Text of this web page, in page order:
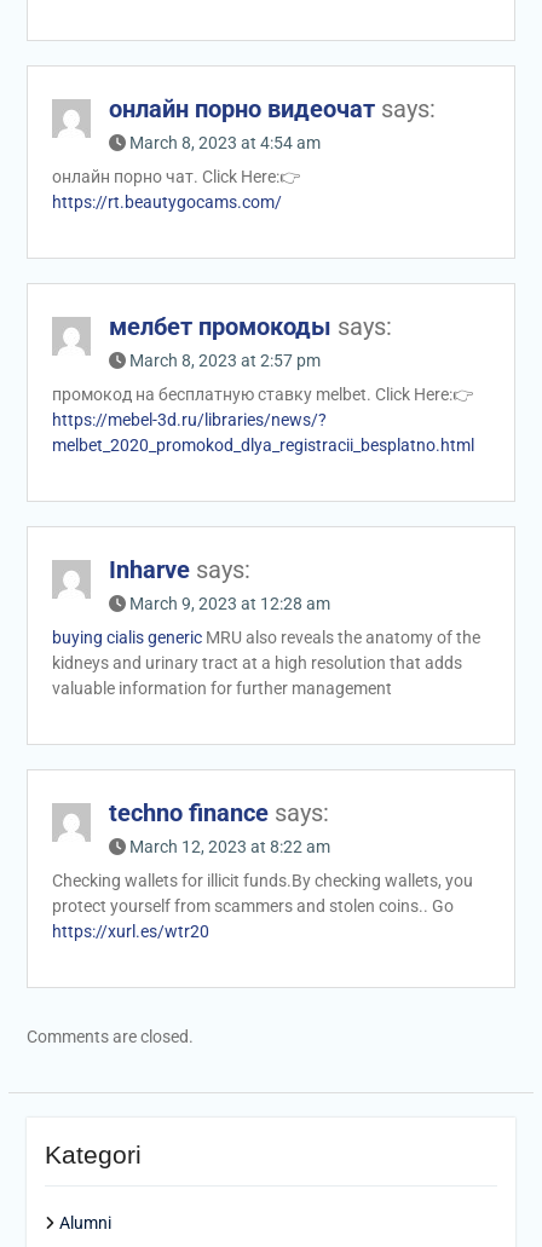
онлайн порно видеочат says:
March 8, 2023 at 4:54 am
онлайн порно чат. Click Here:👉
https://rt.beautygocams.com/
мелбет промокоды says:
March 8, 2023 at 2:57 pm
промокод на бесплатную ставку melbet. Click Here:👉
https://mebel-3d.ru/libraries/news/?
melbet_2020_promokod_dlya_registracii_besplatno.html
Inharve says:
March 9, 2023 at 12:28 am
buying cialis genericMRU also reveals the anatomy of the
kidneys and urinary tract at a high resolution that adds
valuable information for further management
techno finance says:
March 12, 2023 at 8:22 am
Checking wallets for illicit funds.By checking wallets, you
protect yourself from scammers and stolen coins.. Go
https://xurl.es/wtr20
Comments are closed.
Kategori
Alumni